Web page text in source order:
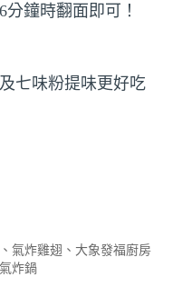
鐘時翻面即可！
七味粉提味更好吃
氣炸雞翅
大象發福廚房
炸鍋